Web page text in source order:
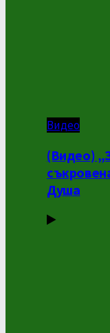
Видео
(Видео)
Душа